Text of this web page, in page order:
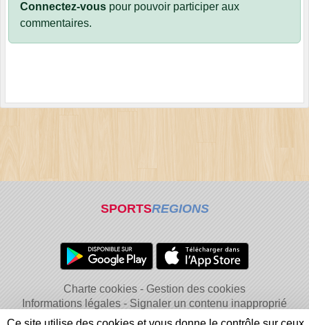
Connectez-vous pour pouvoir participer aux
commentaires.
SPORTSREGIONS
Charte cookies
Gestion des cookies
Informations légales
Signaler un contenu inapproprié